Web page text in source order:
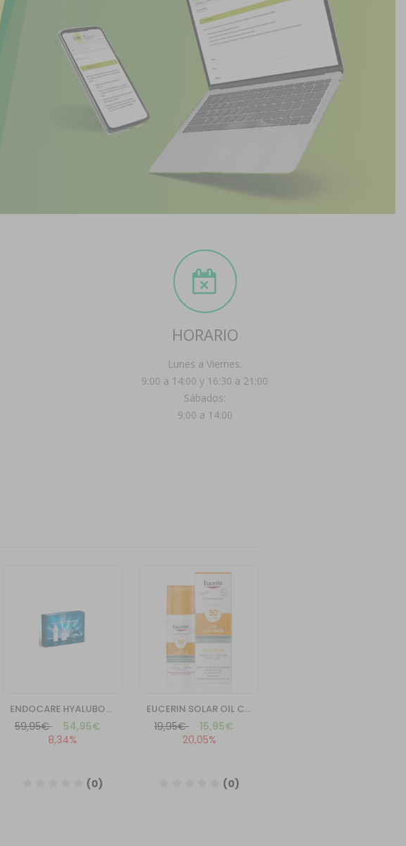
HORARIO
Lunes a Viernes:
9:00 a 14:00 y 16:30 a 21:00
Sábados:
9:00 a 14:00